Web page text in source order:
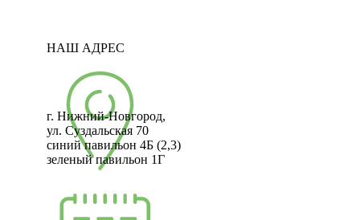
НАШ АДРЕС
г. Нижний-Новгород,
ул. Суздальская 70
синий павильон 4Б (2,3)
зеленый павильон 1Г